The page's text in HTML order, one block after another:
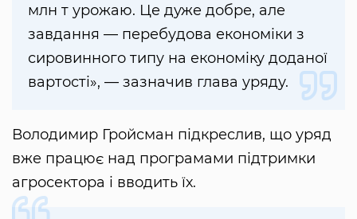
млн т урожаю. Це дуже добре, але
завдання — перебудова економіки з
сировинного типу на економіку доданої
вартості», — зазначив глава уряду.
Володимир Гройсман підкреслив, що уряд
вже працює над програмами підтримки
агросектора і вводить їх.